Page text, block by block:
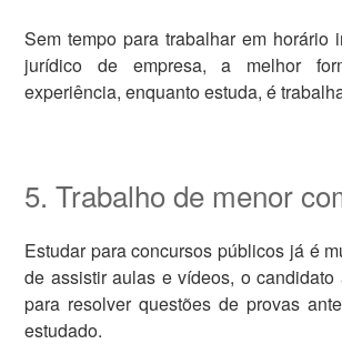
Sem tempo para trabalhar em horário
jurídico de empresa, a melhor
experiência, enquanto estuda, é
5. Trabalho de menor
Estudar para concursos públicos já é
de assistir aulas e vídeos, o
para resolver questões de provas
estudado.